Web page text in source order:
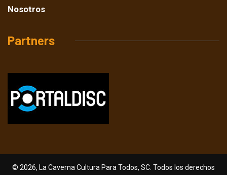
Nosotros
Partners
© 2026, La Caverna Cultura Para Todos, SC. Todos los derechos